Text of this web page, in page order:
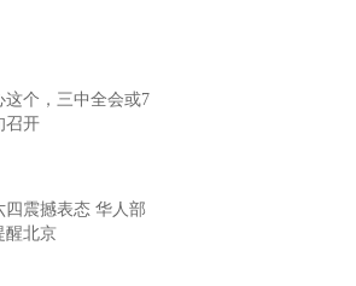
这个，三中全会或7
召开
四震撼表态 华人部
醒北京